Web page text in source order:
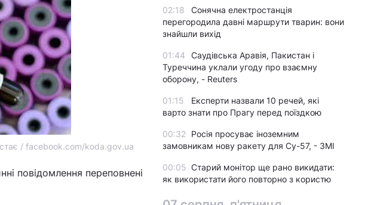
/ facebook.com/koda.gov.ua
повідомлення переповнені
02:18
Сонячна електростанція
перегородила давні маршрути тварин: вони
знайшли вихід
01:44
Саудівська Аравія, Пакистан і
Туреччина уклали угоду про взаємну
оборону, - Reuters
01:15
Експерти назвали 10 речей, які
варто знати про Прагу перед поїздкою
00:32
Росія просуває іноземним
замовникам нову ракету для Су-57, - ЗМІ
00:05 Старий монітор ще рано викидати:
як використати його повторно з користю